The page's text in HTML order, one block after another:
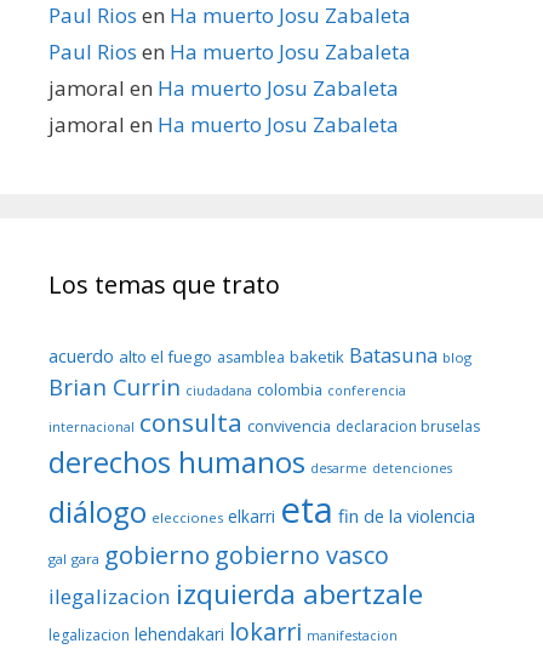
Paul Rios en Ha muerto Josu Zabaleta
Paul Rios en Ha muerto Josu Zabaleta
jamoral en Ha muerto Josu Zabaleta
jamoral en Ha muerto Josu Zabaleta
Los temas que trato
acuerdo alto el fuego asamblea baketik Batasuna blog
Brian Currin ciudadana colombia conferencia
internacional consulta convivencia declaracion bruselas
derechos humanos desarme detenciones
diálogo elecciones elkarri eta fin de la violencia
gal gara gobierno gobierno vasco
ilegalizacion izquierda abertzale
legalizacion lehendakari lokarri manifestacion